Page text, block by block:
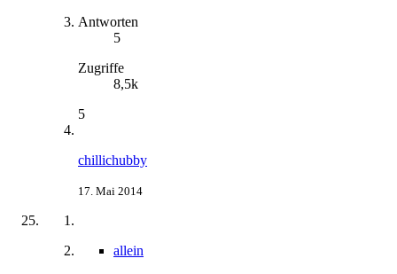
Antworten
5
Zugriffe
8,5k
5
chillichubby
17. Mai 2014
allein